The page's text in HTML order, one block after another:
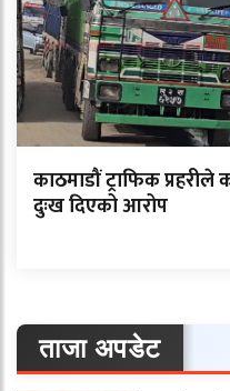
काठमाडौं ट्राफिक
दुःख दिएको आरोप
ताजा अपडेट